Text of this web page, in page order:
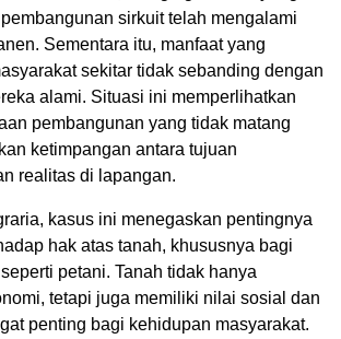
sirkuit telah mengalami
Sementara itu, manfaat yang
sekitar tidak sebanding dengan
alami. Situasi ini memperlihatkan
pembangunan yang tidak matang
ketimpangan antara tujuan
realitas di lapangan.
kasus ini menegaskan pentingnya
hak atas tanah, khususnya bagi
petani. Tanah tidak hanya
tetapi juga memiliki nilai sosial dan
penting bagi kehidupan masyarakat.